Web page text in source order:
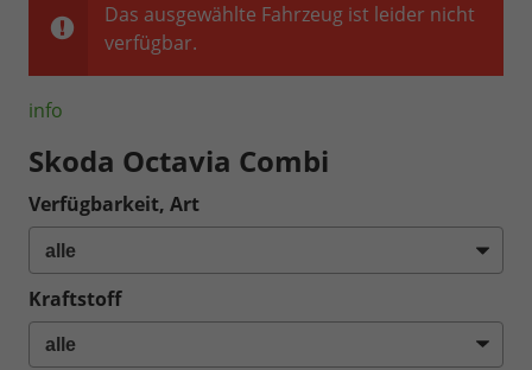
Das ausgewählte Fahrzeug ist leider nicht
verfügbar.
info
Skoda Octavia Combi
Verfügbarkeit, Art
Kraftstoff